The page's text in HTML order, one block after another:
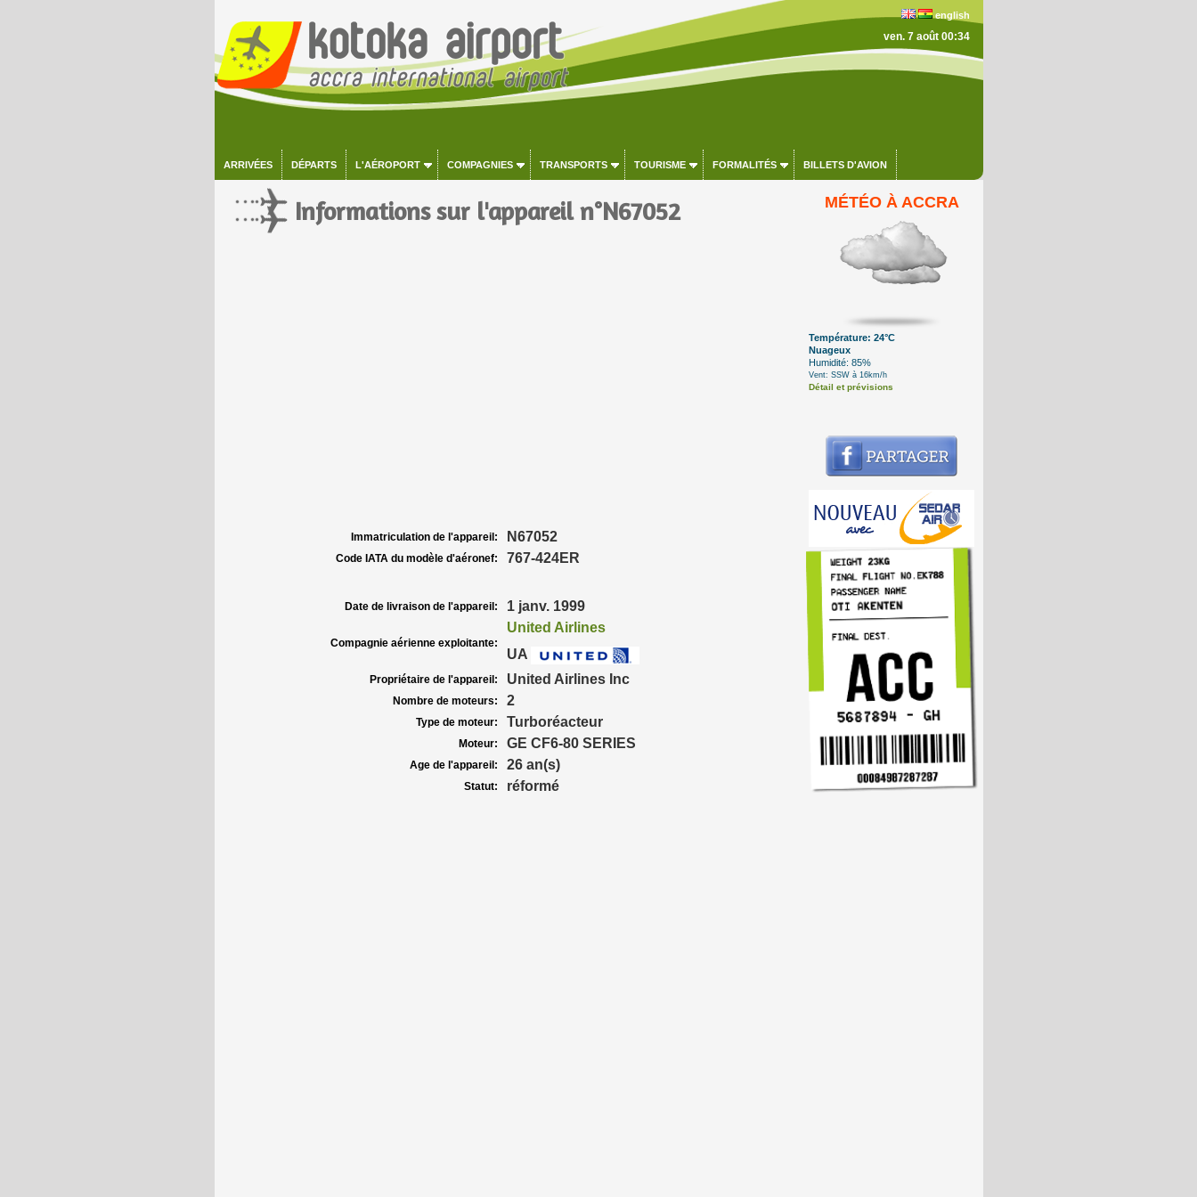
english
ven. 7 août 00:34
ARRIVÉES DÉPARTS L'AÉROPORT COMPAGNIES TRANSPORTS TOURISME FORMALITÉS BILLETS D'AVION
Informations sur l'appareil n°N67052
Immatriculation de l'appareil: N67052
Code IATA du modèle d'aéronef: 767-424ER
Date de livraison de l'appareil: 1 janv. 1999
Compagnie aérienne exploitante:
United Airlines
UA
Propriétaire de l'appareil: United Airlines Inc
Nombre de moteurs: 2
Type de moteur: Turboréacteur
Moteur: GE CF6-80 SERIES
Age de l'appareil: 26 an(s)
Statut: réformé
MÉTÉO À ACCRA
Température: 24°C
Nuageux
Humidité: 85%
Vent: SSW à 16km/h
Détail et prévisions